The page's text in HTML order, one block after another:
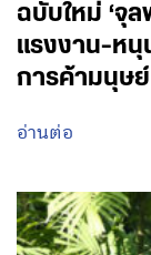
ฉบับใหม่ ‘จุ
แรงงาน-หนุ
การค้ามนุษย์
อ่านต่อ